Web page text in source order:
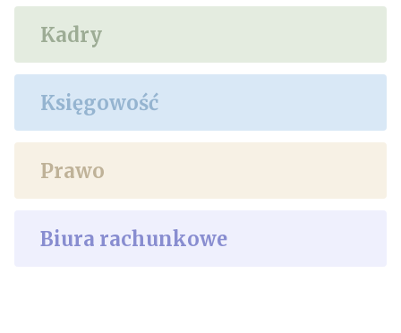
Kadry
Księgowość
Prawo
Biura rachunkowe